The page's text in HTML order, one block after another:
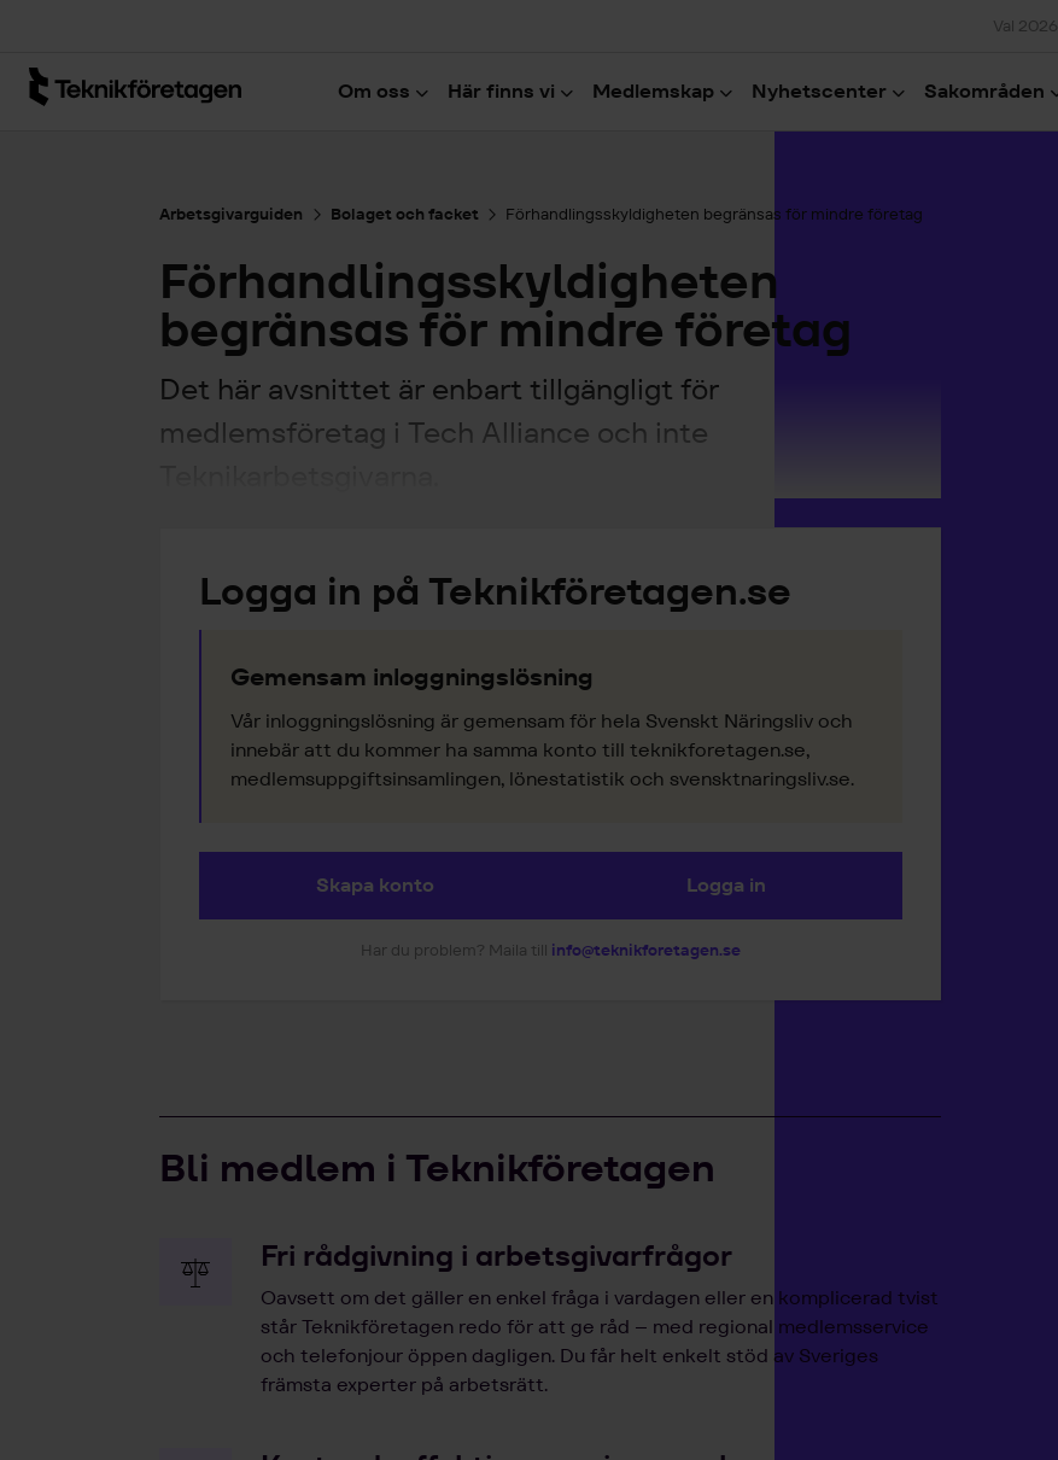
Val 2026
Om oss Här finns vi Medlemskap Nyhetscenter Sakområden
Arbetsgivarguiden Bolaget och facket Förhandlingsskyldigheten begränsas för mindre företag
Förhandlingsskyldigheten
begränsas för mindre företag
Det här avsnittet är enbart tillgängligt för
medlemsföretag i Tech Alliance och inte
Logga in på Teknikföretagen.se
Gemensam inloggningslösning
Vår inloggningslösning är gemensam för hela Svenskt Näringsliv och
innebär att du kommer ha samma konto till teknikforetagen.se,
medlemsuppgiftsinsamlingen, lönestatistik och svensktnaringsliv.se.
Skapa konto Logga in
Har du problem? Maila till info@teknikforetagen.se
Bli medlem i Teknikföretagen
Fri rådgivning i arbetsgivarfrågor
Oavsett om det gäller en enkel fråga i vardagen eller en komplicerad tvist
står Teknikföretagen redo för att ge råd – med regional medlemsservice
och telefonjour öppen dagligen. Du får helt enkelt stöd av Sveriges
främsta experter på arbetsrätt.